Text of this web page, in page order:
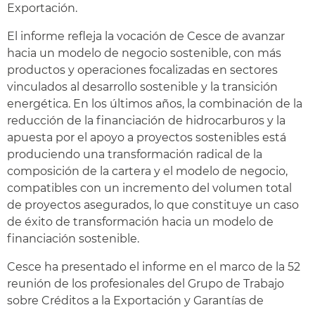
Exportación.
El informe refleja la vocación de Cesce de avanzar
hacia un modelo de negocio sostenible, con más
productos y operaciones focalizadas en sectores
vinculados al desarrollo sostenible y la transición
energética. En los últimos años, la combinación de la
reducción de la financiación de hidrocarburos y la
apuesta por el apoyo a proyectos sostenibles está
produciendo una transformación radical de la
composición de la cartera y el modelo de negocio,
compatibles con un incremento del volumen total
de proyectos asegurados, lo que constituye un caso
de éxito de transformación hacia un modelo de
financiación sostenible.
Cesce ha presentado el informe en el marco de la 52
reunión de los profesionales del Grupo de Trabajo
sobre Créditos a la Exportación y Garantías de